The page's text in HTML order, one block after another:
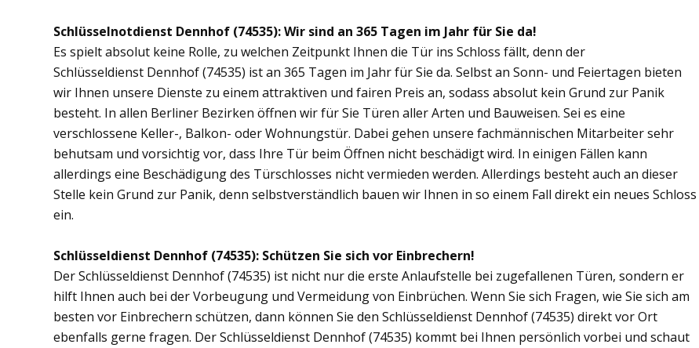
Schlüsselnotdienst Dennhof (74535): Wir sind an 365 Tagen im Jahr für Sie da!
Es spielt absolut keine Rolle, zu welchen Zeitpunkt Ihnen die Tür ins Schloss fällt, denn der
Schlüsseldienst Dennhof (74535) ist an 365 Tagen im Jahr für Sie da. Selbst an Sonn- und Feiertagen bieten
wir Ihnen unsere Dienste zu einem attraktiven und fairen Preis an, sodass absolut kein Grund zur Panik
besteht. In allen Berliner Bezirken öffnen wir für Sie Türen aller Arten und Bauweisen. Sei es eine
verschlossene Keller-, Balkon- oder Wohnungstür. Dabei gehen unsere fachmännischen Mitarbeiter sehr
behutsam und vorsichtig vor, dass Ihre Tür beim Öffnen nicht beschädigt wird. In einigen Fällen kann
allerdings eine Beschädigung des Türschlosses nicht vermieden werden. Allerdings besteht auch an dieser
Stelle kein Grund zur Panik, denn selbstverständlich bauen wir Ihnen in so einem Fall direkt ein neues Schloss
ein.
Schlüsseldienst Dennhof (74535): Schützen Sie sich vor Einbrechern!
Der Schlüsseldienst Dennhof (74535) ist nicht nur die erste Anlaufstelle bei zugefallenen Türen, sondern er
hilft Ihnen auch bei der Vorbeugung und Vermeidung von Einbrüchen. Wenn Sie sich Fragen, wie Sie sich am
besten vor Einbrechern schützen, dann können Sie den Schlüsseldienst Dennhof (74535) direkt vor Ort
ebenfalls gerne fragen. Der Schlüsseldienst Dennhof (74535) kommt bei Ihnen persönlich vorbei und schaut